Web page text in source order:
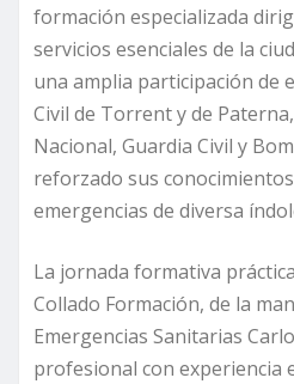
formación especializada
servicios esenciales de la
una amplia participación de
Civil de Torrent y de
Nacional, Guardia Civil y
reforzado sus
emergencias de diversa
La jornada formativa
Collado Formación, de la
Emergencias Sanitarias
profesional con experiencia